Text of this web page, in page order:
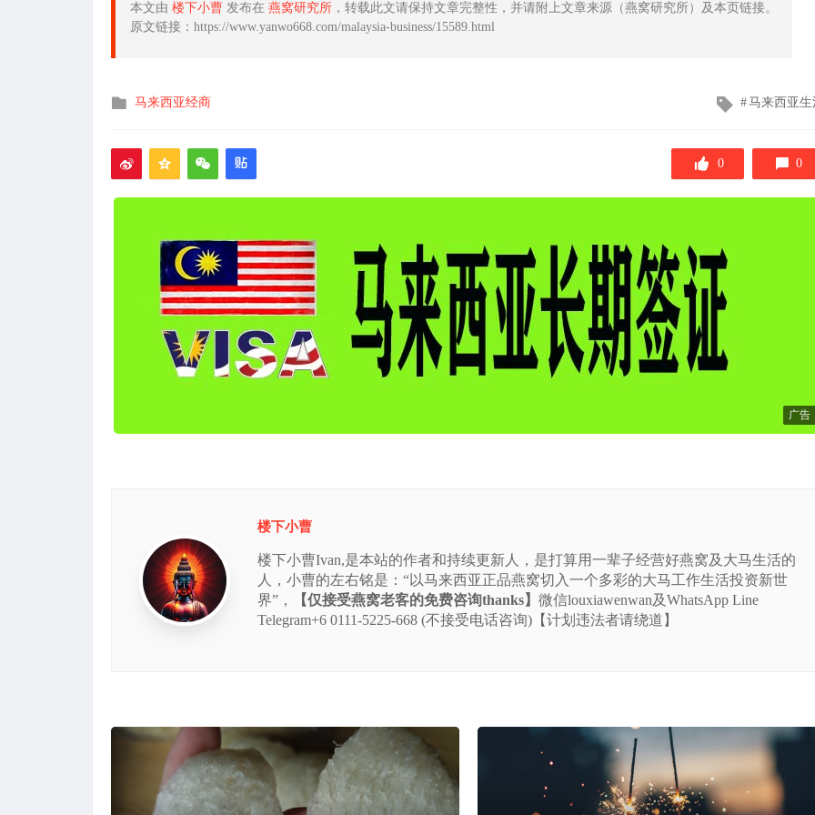
本文由 楼下小曹 发布在 燕窝研究所 ，转载此文请保持文章完整性，并请附上文章来源（燕窝研究所）及本页链接。
原文链接：https://www.yanwo668.com/malaysia-business/15589.html
发
马来西亚经商
文
签
马来西亚生
0 0
广告
楼下小曹
楼下小曹Ivan,是本站的作者和持续更新人，是打算用一辈子经营好燕窝及大马生活的
人，小曹的左右铭是：“以马来西亚正品燕窝切入一个多彩的大马工作生活投资新世
界”，
【仅接受燕窝老客的免费咨询thanks】 微信louxiawenwan及WhatsApp Line
Telegram+6 0111-5225-668 (不接受电话咨询)【计划违法者请绕道】